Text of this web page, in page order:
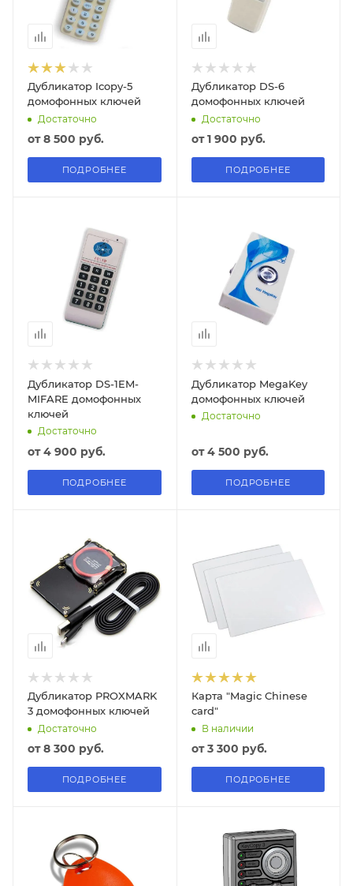
Дубликатор Icopy-5
домофонных ключей
Достаточно
от8 500 руб.
ПОДРОБНЕЕ
Дубликатор DS-6
домофонных ключей
Достаточно
от1 900 руб.
ПОДРОБНЕЕ
Дубликатор DS-1EM-
MIFARE домофонных
ключей
Достаточно
от4 900 руб.
ПОДРОБНЕЕ
Дубликатор MegaKey
домофонных ключей
Достаточно
от4 500 руб.
ПОДРОБНЕЕ
Дубликатор PROXMARK
3 домофонных ключей
Достаточно
от8 300 руб.
ПОДРОБНЕЕ
Карта "Magic Chinese
card"
В наличии
от3 300 руб.
ПОДРОБНЕЕ